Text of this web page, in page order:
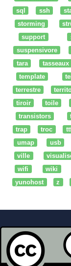
sql
ssh
storming
support
suspensivore
tara
tasseaux
template
terrestre
tiroir
toile
transistors
trap
troc
umap
usb
ville
wifi
wiki
yunohost
z